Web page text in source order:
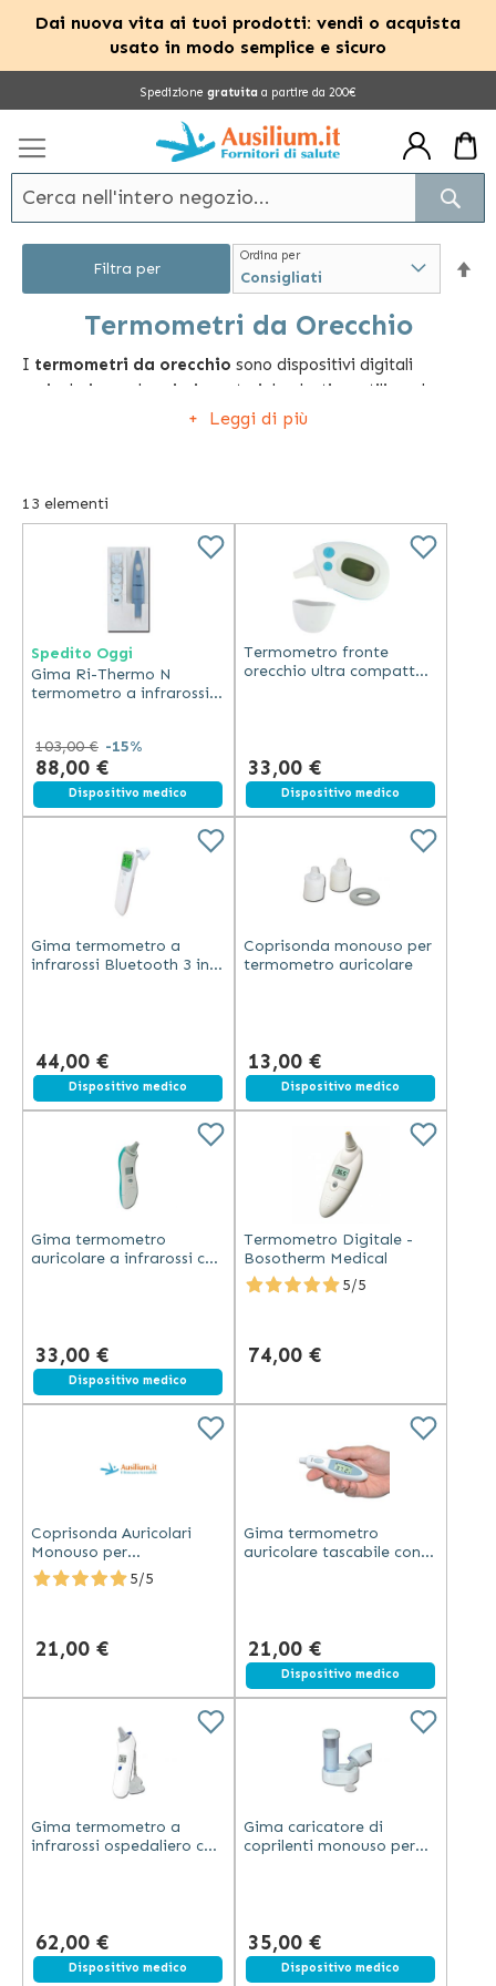
Dai nuova vita ai tuoi prodotti: vendi o acquista
usato in modo semplice e sicuro
Spedizione gratuita a partire da 200€
Termometri da Orecchio
I termometri da orecchio sono dispositivi digitali
auricolari con chassis, in materiale plastico, utili per la
misurazione della temperatura in ambito domiciliare e
Il display deitermometri da orecchioè a cristalli liquidi,
retroilluminato, con indicazione della temperatura
auricolare. Dispongono di allarme per stato febbrile,
temperatura misurata e temperatura ambientale troppo
elevata o troppo bassa. È inoltre possibile richiamare le
precedenti misure memorizzate all’interno del dispositivo.
Leggi di più
13 elementi
Ordina per
Spedito Oggi
Gima Ri-Thermo N
termometro a infrarossi
40 coprisponde
103,00 € -15%
88,00 €
Dispositivo medico
Termometro fronte
orecchio ultra compatto
33,00 €
Dispositivo medico
Gima termometro a
infrarossi Bluetooth 3 in 1
44,00 €
Spedizione gratuita
Dispositivo medico
Coprisonda monouso per
termometro auricolare
13,00 €
Spedizione gratuita
Dispositivo medico
Gima termometro
auricolare a infrarossi con
33,00 €
Dispositivo medico
Termometro Digitale -
Bosotherm Medical
5/5
74,00 €
Coprisonda Auricolari
Monouso per
Termometro Bosotherm
Medical
5/5
21,00 €
Gima termometro
auricolare tascabile con
21,00 €
Dispositivo medico
Gima termometro a
infrarossi ospedaliero con
62,00 €
Dispositivo medico
Gima caricatore di
coprilenti monouso per
35,00 €
Dispositivo medico
Filtra per